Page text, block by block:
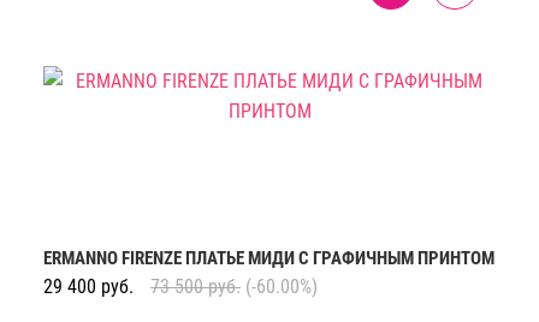
ERMANNO FIRENZE ПЛАТЬЕ МИДИ С ГРАФИЧНЫМ ПРИНТОМ
29 400 руб. 73 500 руб. (-60.00%)